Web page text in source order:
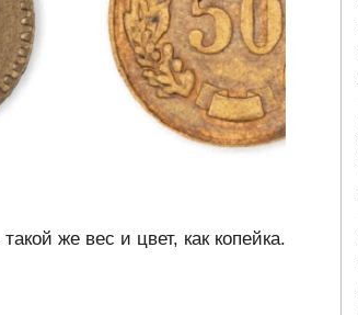
же вес и цвет, как копейка.